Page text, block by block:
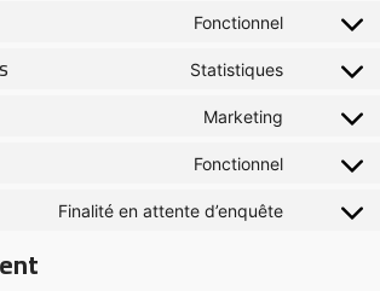
Fonctionnel
Statistiques
Marketing
Fonctionnel
Finalité en attente d’enquête